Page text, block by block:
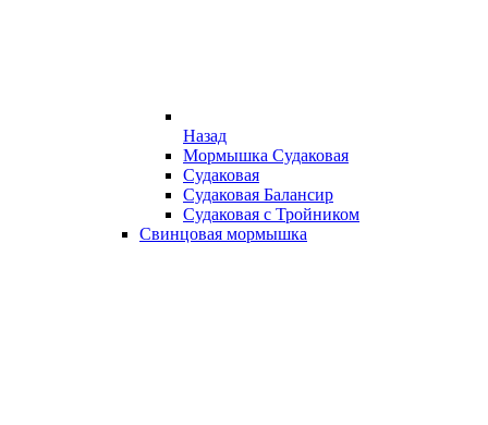
Назад
Мормышка Судаковая
Судаковая
Судаковая Балансир
Судаковая с Тройником
Свинцовая мормышка